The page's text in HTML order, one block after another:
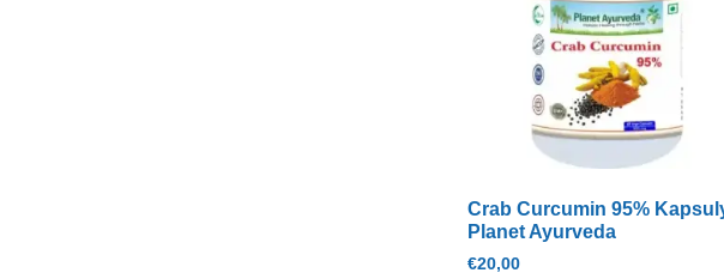
Crab Curcumin 95%
Planet Ayurveda
€20,00